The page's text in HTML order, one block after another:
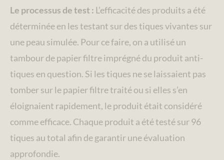
Le processus de test : L’efficacité des produits a été
déterminée en les testant sur des tiques vivantes sur
une peau simulée. Pour ce faire, on a utilisé un
tambour de papier filtre imprégné du produit anti-
tiques en question. Si les tiques ne se laissaient pas
tomber sur le papier filtre traité ou si elles s’en
éloignaient rapidement, le produit était considéré
comme efficace. Chaque produit a été testé sur 96
tiques au total afin de garantir une évaluation
approfondie.